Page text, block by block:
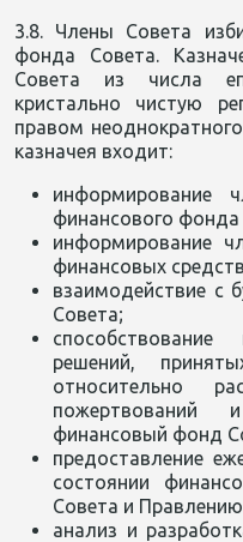
3.8. Члены Совета
фонда Совета.
Совета из числа
кристально чистую
правом
казначея входит:
информирование
финансового фонда
информирование
финансовых
взаимодействие с
Совета;
способствование
решений,
относительно
пожертвований
финансовый фонд
предоставление
состоянии
Совета и
анализ и